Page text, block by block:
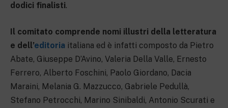
dodici finalisti.
Il comitato comprende nomi illustri della letteratura
e dell’editoria italiana ed è infatti composto da Pietro
Abate, Giuseppe D’Avino, Valeria Della Valle, Ernesto
Ferrero, Alberto Foschini, Paolo Giordano, Dacia
Maraini, Melania G. Mazzucco, Gabriele Pedullà,
Stefano Petrocchi, Marino Sinibaldi, Antonio Scurati e